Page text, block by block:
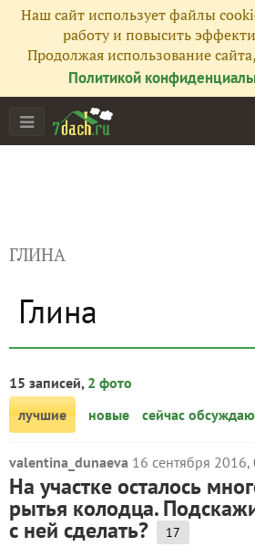
Наш сайт использует файлы
работу и повысить
Продолжая использование
Политикой
ГЛИНА
Глина
15 записей, 2 фото
лучшие
новые сейчас
valentina_dunaeva 16 сентября 2016,
На участке осталось
рытья колодца.
с ней сделать? 17